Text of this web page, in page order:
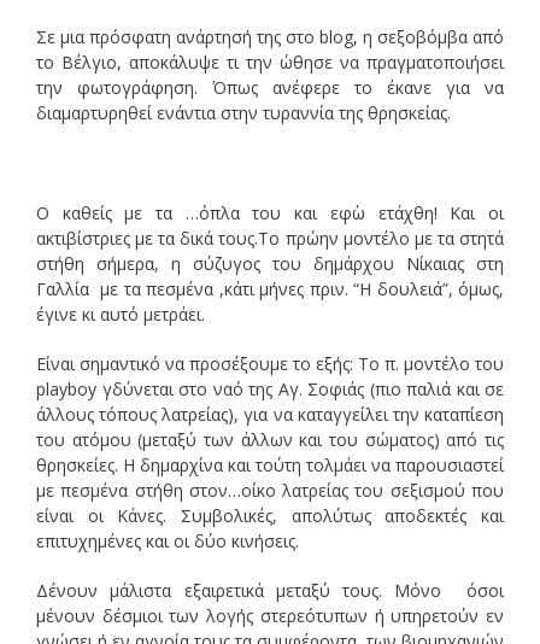
Σε μια πρόσφατη ανάρτησή της στο blog, η σεξοβόμβα από
το Βέλγιο, αποκάλυψε τι την ώθησε να πραγματοποιήσει
την φωτογράφηση. Όπως ανέφερε το έκανε για να
διαμαρτυρηθεί ενάντια στην τυραννία της θρησκείας.
Ο καθείς με τα …όπλα του και εφ΄ω ετάχθη! Και οι
ακτιβίστριες με τα δικά τους.Το πρώην μοντέλο με τα στητά
στήθη σήμερα, η σύζυγος του δημάρχου Νίκαιας στη
Γαλλία με τα πεσμένα ,κάτι μήνες πριν. “Η δουλειά”, όμως,
έγινε κι αυτό μετράει.
Είναι σημαντικό να προσέξουμε το εξής: Το π. μοντέλο του
playboy γδύνεται στο ναό της Αγ. Σοφιάς (πιο παλιά και σε
άλλους τόπους λατρείας), για να καταγγείλει την καταπίεση
του ατόμου (μεταξύ των άλλων και του σώματος) από τις
θρησκείες. Η δημαρχίνα και τούτη τολμάει να παρουσιαστεί
με πεσμένα στήθη στον…οίκο λατρείας του σεξισμού που
είναι οι Κάνες. Συμβολικές, απολύτως αποδεκτές και
επιτυχημένες και οι δύο κινήσεις.
Δένουν μάλιστα εξαιρετικά μεταξύ τους. Μόνο όσοι
μένουν δέσμιοι των λογής στερεότυπων ή υπηρετούν εν